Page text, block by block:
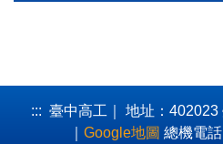
::: 臺中高工｜ 地址：
Google地圖 總機電